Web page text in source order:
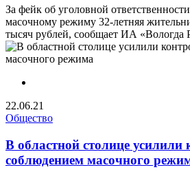
За фейк об уголовной
масочному режиму 32-летняя
тысяч рублей, сообщает ИА «Вологда
22.06.21
Общество
В областной столице усилили
соблюдением масочного